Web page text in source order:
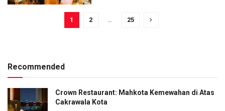
1 2 25
Recommended
Crown Restaurant: Mahkota Kemewahan di Atas
Cakrawala Kota